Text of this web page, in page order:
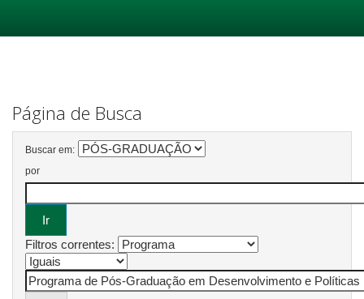
Página de Busca
Buscar em:
por
Filtros correntes: